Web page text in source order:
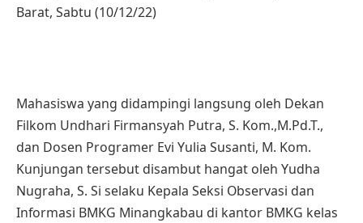
Barat, Sabtu (10/12/22)
Mahasiswa yang didampingi langsung oleh Dekan
Filkom Undhari Firmansyah Putra, S. Kom.,M.Pd.T.,
dan Dosen Programer Evi Yulia Susanti, M. Kom.
Kunjungan tersebut disambut hangat oleh Yudha
Nugraha, S. Si selaku Kepala Seksi Observasi dan
Informasi BMKG Minangkabau di kantor BMKG kelas